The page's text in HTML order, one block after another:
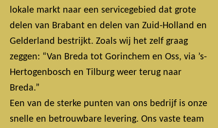
lokale markt naar een servicegebied dat grote
delen van Brabant en delen van Zuid-Holland en
Gelderland bestrijkt. Zoals wij het zelf graag
zeggen: “Van Breda tot Gorinchem en Oss, via ’s-
Hertogenbosch en Tilburg weer terug naar
Breda.”
Een van de sterke punten van ons bedrijf is onze
snelle en betrouwbare levering. Ons vaste team